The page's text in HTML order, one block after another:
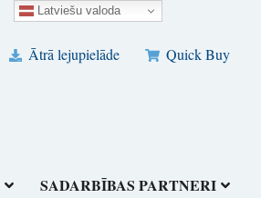
Ātrā lejupielāde Quick Buy
SADARBĪBAS PARTNERI
Latviešu valoda